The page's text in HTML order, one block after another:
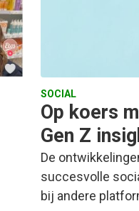
SOCIAL
Op koers
Gen Z
De
succesvolle
bij andere